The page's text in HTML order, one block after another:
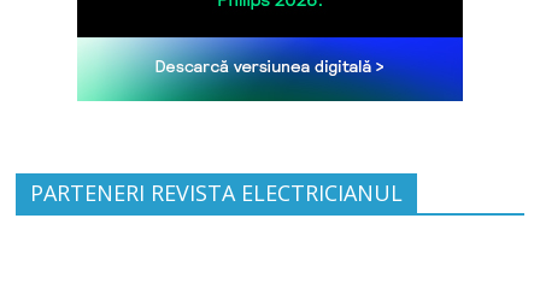
PARTENERI REVISTA ELECTRICIANUL